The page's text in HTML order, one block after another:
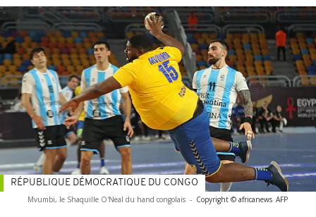
Mvumbi, le Shaquille O'Neal du hand congolais - Copyright © africanews AFP
RÉPUBLIQUE DÉMOCRATIQUE DU CONGO